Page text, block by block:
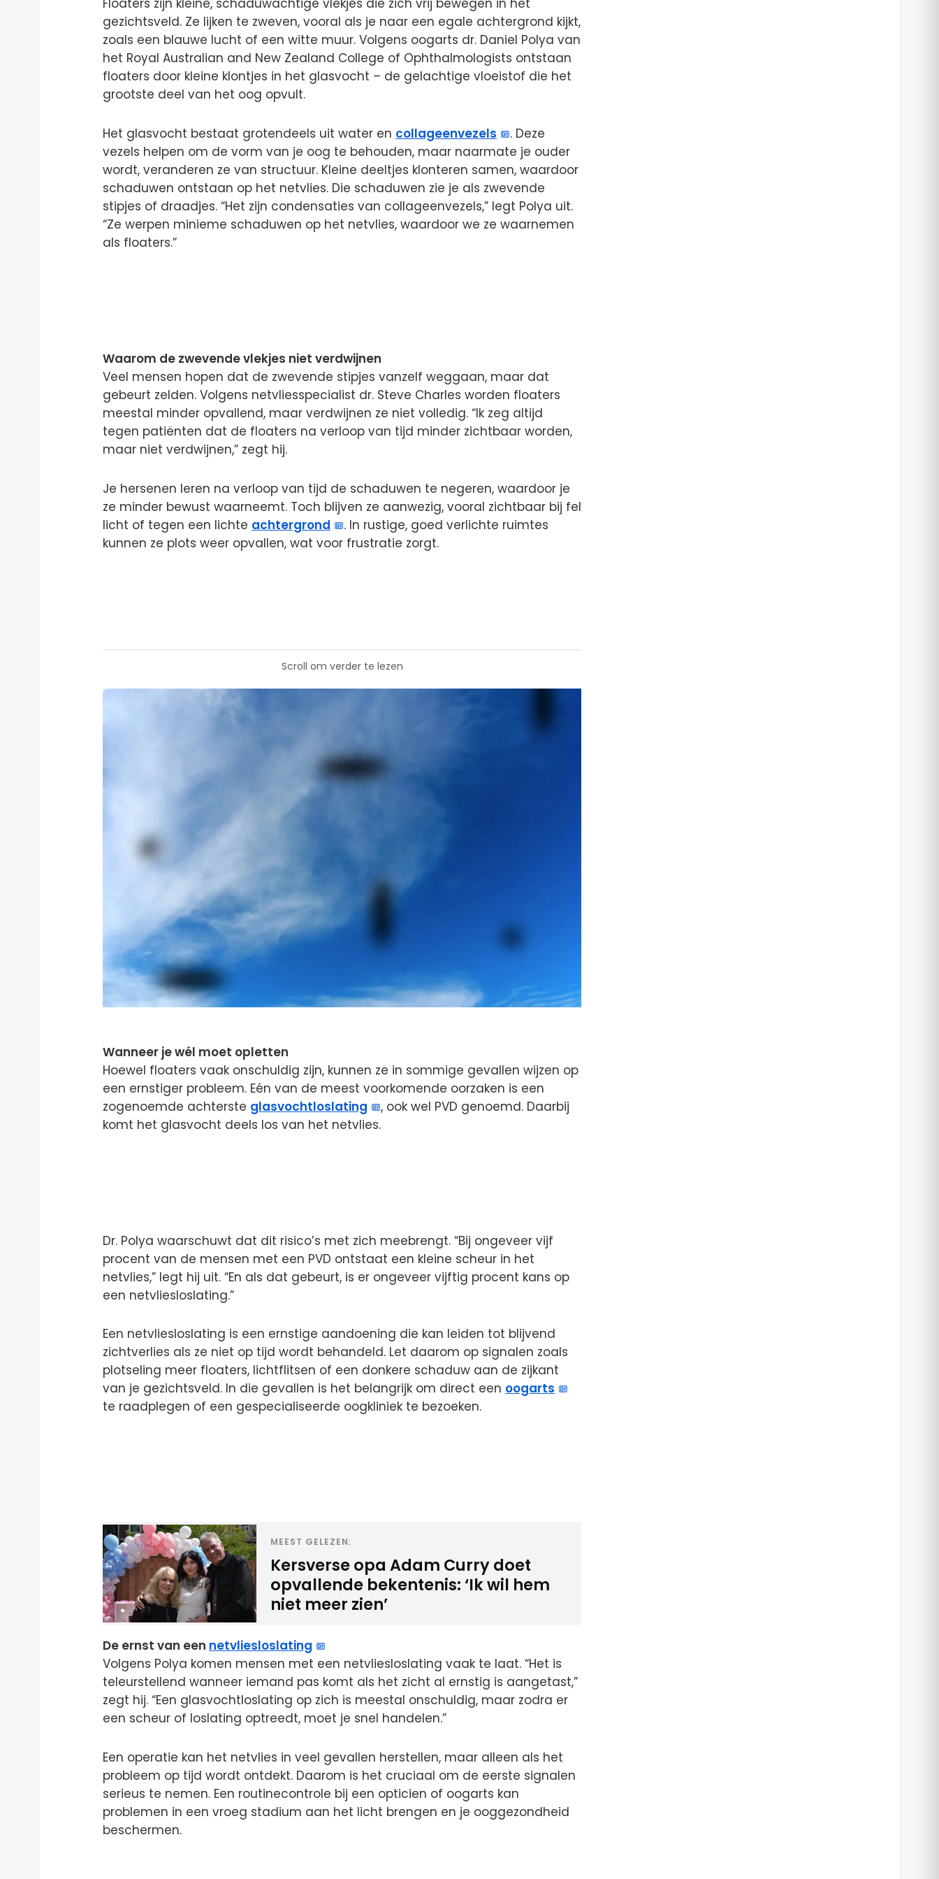
Floaters zijn kleine, schaduwachtige vlekjes die zich vrij bewegen in het
gezichtsveld. Ze lijken te zweven, vooral als je naar een egale achtergrond kijkt,
zoals een blauwe lucht of een witte muur. Volgens oogarts dr. Daniel Polya van
het Royal Australian and New Zealand College of Ophthalmologists ontstaan
floaters door kleine klontjes in het glasvocht – de gelachtige vloeistof die het
grootste deel van het oog opvult.
Het glasvocht bestaat grotendeels uit water en collageenvezels
. Deze
vezels helpen om de vorm van je oog te behouden, maar naarmate je ouder
wordt, veranderen ze van structuur. Kleine deeltjes klonteren samen, waardoor
schaduwen ontstaan op het netvlies. Die schaduwen zie je als zwevende
stipjes of draadjes. “Het zijn condensaties van collageenvezels,” legt Polya uit.
“Ze werpen minieme schaduwen op het netvlies, waardoor we ze waarnemen
als floaters.”
Waarom de zwevende vlekjes niet verdwijnen
Veel mensen hopen dat de zwevende stipjes vanzelf weggaan, maar dat
gebeurt zelden. Volgens netvliesspecialist dr. Steve Charles worden floaters
meestal minder opvallend, maar verdwijnen ze niet volledig. “Ik zeg altijd
tegen patiënten dat de floaters na verloop van tijd minder zichtbaar worden,
maar niet verdwijnen,” zegt hij.
Je hersenen leren na verloop van tijd de schaduwen te negeren, waardoor je
ze minder bewust waarneemt. Toch blijven ze aanwezig, vooral zichtbaar bij fel
licht of tegen een lichte achtergrond
. In rustige, goed verlichte ruimtes
kunnen ze plots weer opvallen, wat voor frustratie zorgt.
Scroll om verder te lezen
Wanneer je wél moet opletten
Hoewel floaters vaak onschuldig zijn, kunnen ze in sommige gevallen wijzen op
een ernstiger probleem. Eén van de meest voorkomende oorzaken is een
zogenoemde achterste glasvochtloslating
, ook wel PVD genoemd. Daarbij
komt het glasvocht deels los van het netvlies.
Dr. Polya waarschuwt dat dit risico’s met zich meebrengt. “Bij ongeveer vijf
procent van de mensen met een PVD ontstaat een kleine scheur in het
netvlies,” legt hij uit. “En als dat gebeurt, is er ongeveer vijftig procent kans op
een netvliesloslating.”
Een netvliesloslating is een ernstige aandoening die kan leiden tot blijvend
zichtverlies als ze niet op tijd wordt behandeld. Let daarom op signalen zoals
plotseling meer floaters, lichtflitsen of een donkere schaduw aan de zijkant
van je gezichtsveld. In die gevallen is het belangrijk om direct een oogarts
te raadplegen of een gespecialiseerde oogkliniek te bezoeken.
MEEST GELEZEN:
Kersverse opa Adam Curry doet
opvallende bekentenis: ‘Ik wil hem
niet meer zien’
De ernst van een netvliesloslating
Volgens Polya komen mensen met een netvliesloslating vaak te laat. “Het is
teleurstellend wanneer iemand pas komt als het zicht al ernstig is aangetast,”
zegt hij. “Een glasvochtloslating op zich is meestal onschuldig, maar zodra er
een scheur of loslating optreedt, moet je snel handelen.”
Een operatie kan het netvlies in veel gevallen herstellen, maar alleen als het
probleem op tijd wordt ontdekt. Daarom is het cruciaal om de eerste signalen
serieus te nemen. Een routinecontrole bij een opticien of oogarts kan
problemen in een vroeg stadium aan het licht brengen en je ooggezondheid
beschermen.